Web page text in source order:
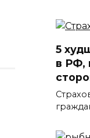
5
в РФ,